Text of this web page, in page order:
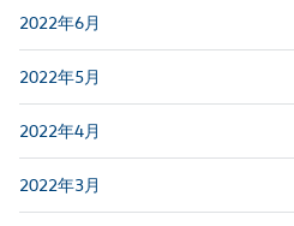
2022年6月
2022年5月
2022年4月
2022年3月